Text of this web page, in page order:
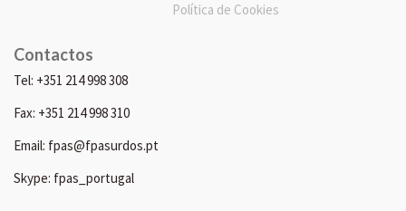
Política de Cookies
Contactos
Tel: +351 214 998 308
Fax: +351 214 998 310
Email: fpas@fpasurdos.pt
Skype: fpas_portugal